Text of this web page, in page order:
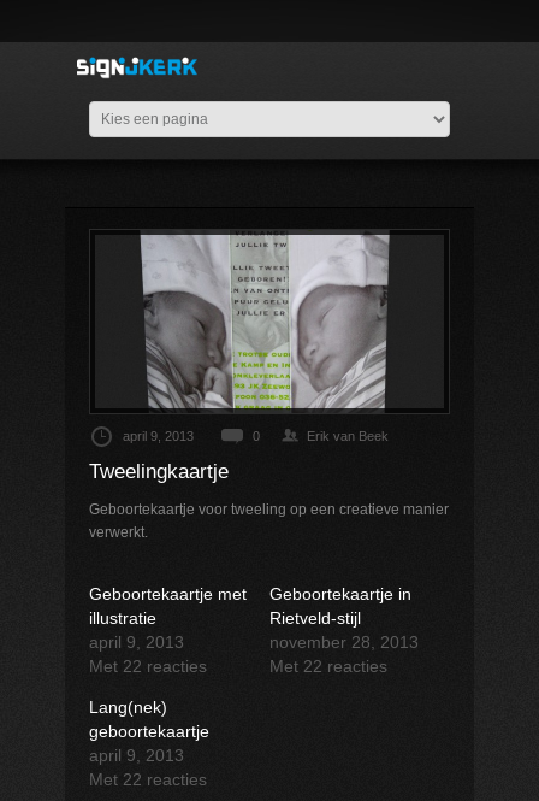
april 9, 2013 0 Erik van Beek
Tweelingkaartje
Geboortekaartje voor tweeling op een creatieve manier
verwerkt.
Geboortekaartje met
illustratie
april 9, 2013
Met 22 reacties
Geboortekaartje in
Rietveld-stijl
november 28, 2013
Met 22 reacties
Lang(nek)
geboortekaartje
april 9, 2013
Met 22 reacties